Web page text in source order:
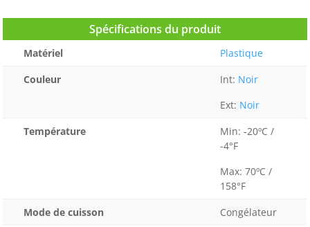
Spécifications du produit
Matériel
Plastique
Couleur
Int: Noir
Ext: Noir
Température
Min: -20ºC /
-4°F
Max: 70ºC /
158°F
Mode de cuisson
Congélateur